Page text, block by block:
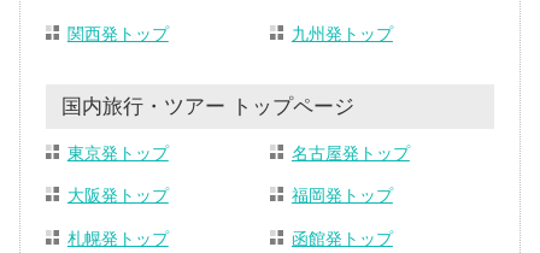
関西発トップ 九州発トップ
国内旅行・ツアー トップページ
東京発トップ 名古屋発トップ
大阪発トップ 福岡発トップ
札幌発トップ 函館発トップ